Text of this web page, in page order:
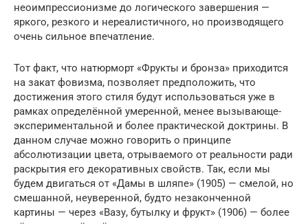
неоимпрессионизме до логического завершения —
яркого, резкого и нереалистичного, но производящего
очень сильное впечатление.
Тот факт, что натюрморт «Фрукты и бронза» приходится
на закат фовизма, позволяет предположить, что
достижения этого стиля будут использоваться уже в
рамках определённой умеренной, менее вызывающе-
экспериментальной и более практической доктрины. В
данном случае можно говорить о принципе
абсолютизации цвета, отрываемого от реальности ради
раскрытия его декоративных свойств. Так, если мы
будем двигаться от «Дамы в шляпе» (1905) — смелой, но
смешанной, неуверенной, будто незаконченной
картины — через «Вазу, бутылку и фрукт» (1906) — более